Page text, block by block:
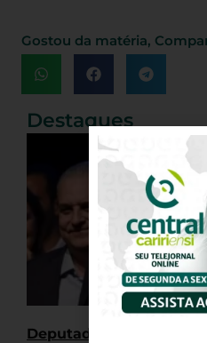
Gostou da matéria,
Destaques
Deputado Alfredo